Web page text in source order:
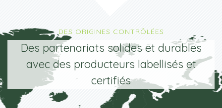
DES ORIGINES CONTRÔLÉES
Des partenariats solides et durables
avec des producteurs labellisés et
certifiés